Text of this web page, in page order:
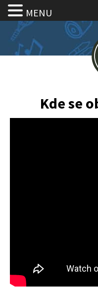
Kde se
MENU